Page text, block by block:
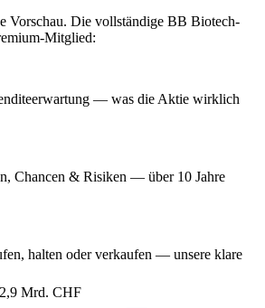
2,9 Mrd. CHF
Vorschau. Die vollständige BB Biotech-
Mitglied:
— was die Aktie wirklich
Chancen & Risiken — über 10 Jahre
halten oder verkaufen — unsere klare